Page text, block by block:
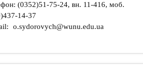
(0352)51-75-24, вн. 11-416, моб.
14-37
o.sydorovych@wunu.edu.ua